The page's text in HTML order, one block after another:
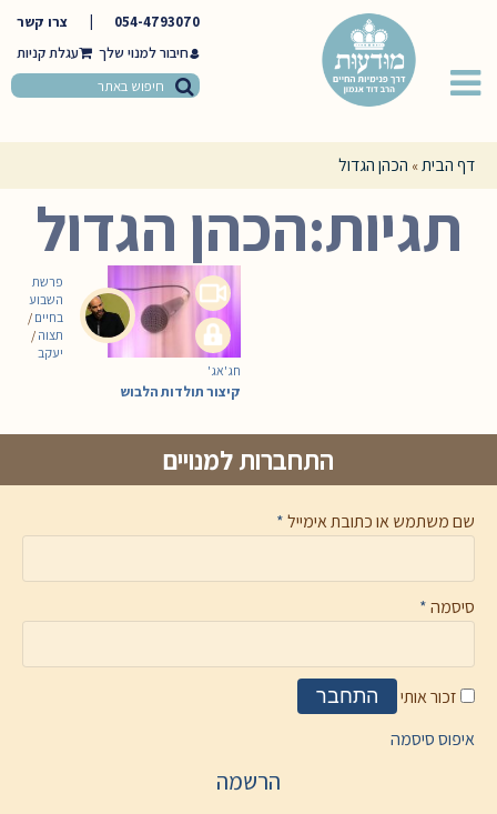
054-4793070
צרו קשר
חיבור למנוי שלך
דף הבית» הכהן הגדול
תגיות:הכהן הגדול
פרשת
השבוע
בחיים /
תצוה /
יעקב
חג'אג'
קיצור תולדות הלבוש
התחברות למנויים
שם משתמש או כתובת אימייל*
סיסמה*
זכור אותי התחבר
איפוס סיסמה
הרשמה